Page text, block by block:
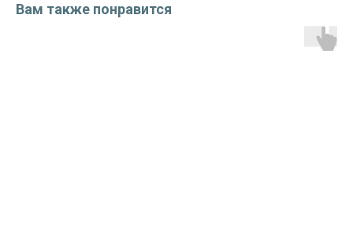
Вам также понравится